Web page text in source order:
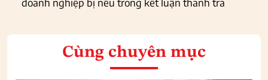
Cùng chuyên mục